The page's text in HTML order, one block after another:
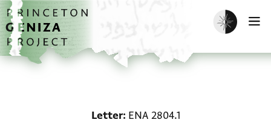
Skip to main content
home
Enable dark
Letter ENA 2804.1